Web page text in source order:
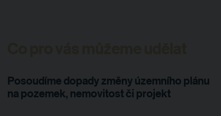
Posoudíme dopady změny územního plánu
na pozemek, nemovitost či projekt